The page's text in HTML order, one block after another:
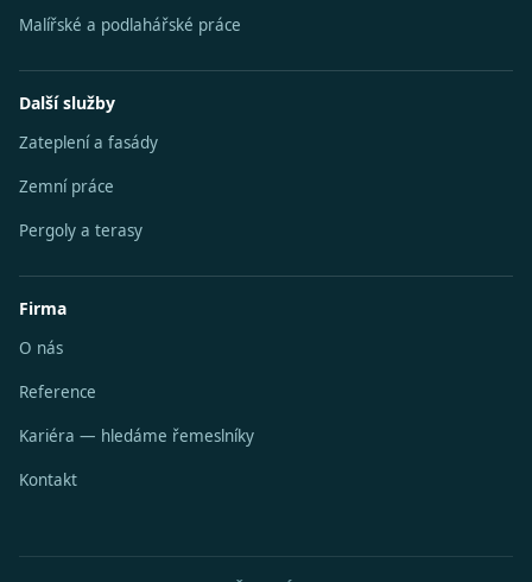
Malířské a podlahářské práce
Další služby
Zateplení a fasády
Zemní práce
Pergoly a terasy
Firma
O nás
Reference
Kariéra — hledáme řemeslníky
Kontakt